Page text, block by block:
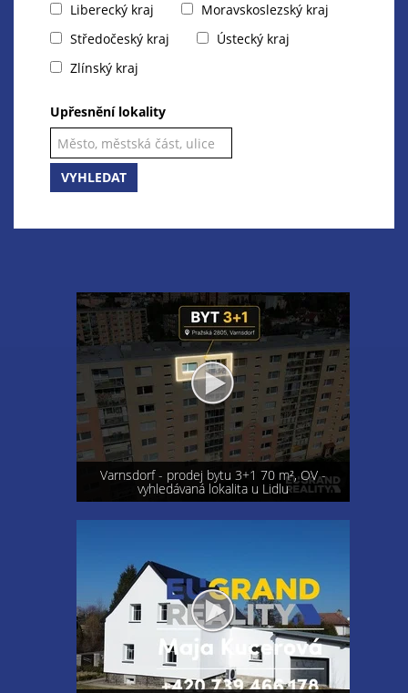
Liberecký kraj
Moravskoslezský kraj
Středočeský kraj
Ústecký kraj
Zlínský kraj
Upřesnění lokality
VYHLEDAT
Varnsdorf - prodej bytu 3+1 70 m², OV -
vyhledávaná lokalita u Lidlu